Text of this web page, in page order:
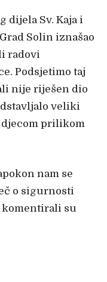
dijela Sv. Kaja i
Solin iznašao
radovi
Podsjetimo taj
nije riješen dio
veliki
djecom prilikom
nam se
o sigurnosti
komentirali su